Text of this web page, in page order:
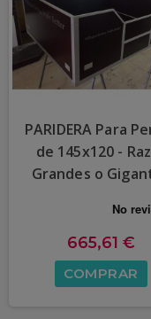
PARIDERA Para
de 145x120 -
Grandes o
665,61 €
COMPRAR